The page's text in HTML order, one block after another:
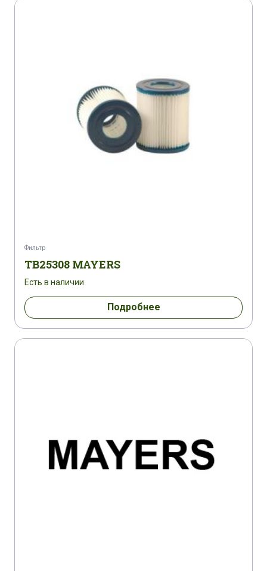
Фильтр
TB25308 MAYERS
Есть в наличии
Подробнее